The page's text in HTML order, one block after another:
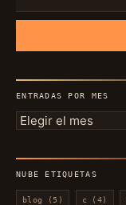
ENTRADAS POR MES
Entradas
mes
NUBE ETIQUETAS
blog (5) c (4)